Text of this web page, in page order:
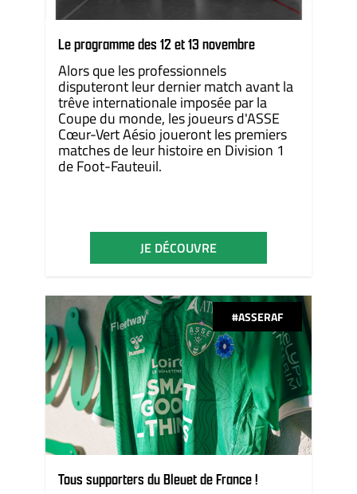
Le programme des 12 et 13 novembre
Alors que les professionnels
disputeront leur dernier match avant la
trêve internationale imposée par la
Coupe du monde, les joueurs d'ASSE
Cœur-Vert Aésio joueront les premiers
matches de leur histoire en Division 1
de Foot-Fauteuil.
JE DÉCOUVRE
#ASSERAF
Tous supporters du Bleuet de France !